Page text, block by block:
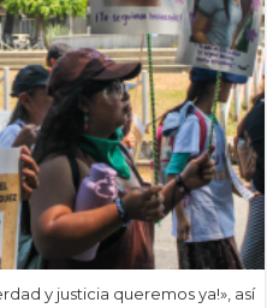
y justicia queremos ya!», así